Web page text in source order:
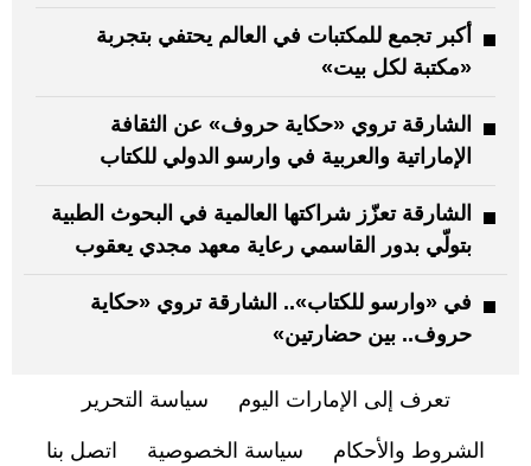
أكبر تجمع للمكتبات في العالم يحتفي بتجربة
«مكتبة لكل بيت»
الشارقة تروي «حكاية حروف» عن الثقافة
الإماراتية والعربية في وارسو الدولي للكتاب
الشارقة تعزّز شراكتها العالمية في البحوث الطبية
بتولّي بدور القاسمي رعاية معهد مجدي يعقوب
في «وارسو للكتاب».. الشارقة تروي «حكاية
حروف.. بين حضارتين»
تعرف إلى الإمارات اليوم سياسة التحرير
الشروط والأحكام سياسة الخصوصية اتصل بنا